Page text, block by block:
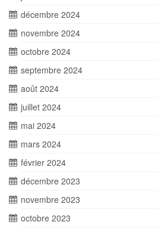
décembre 2024
novembre 2024
octobre 2024
septembre 2024
août 2024
juillet 2024
mai 2024
mars 2024
février 2024
décembre 2023
novembre 2023
octobre 2023